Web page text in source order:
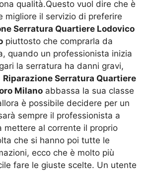
qualità.Questo vuol dire che è
migliore il servizio di preferire
Serratura Quartiere Lodovico
piuttosto che comprarla da
quando un professionista inizia
la serratura ha danni gravi,
Riparazione Serratura Quartiere
Milano abbassa la sua classe
è possibile decidere per un
sempre il professionista a
mettere al corrente il proprio
che si hanno poi tutte le
ecco che è molto più
fare le giuste scelte. Un utente